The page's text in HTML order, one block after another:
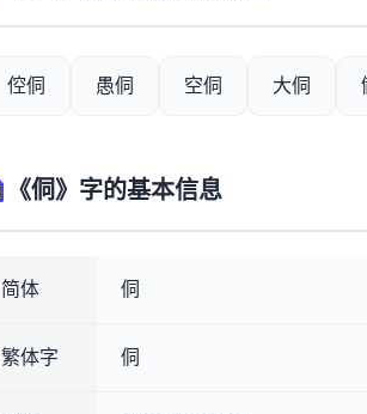
倥侗 愚侗 空侗 大侗
《侗》字的基本信息
简体 侗
繁体字 侗